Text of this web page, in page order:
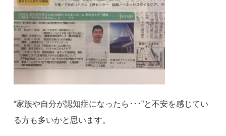
“家族や自分が認知症になったら･･･”と不安を感じてい
る方も多いかと思います。